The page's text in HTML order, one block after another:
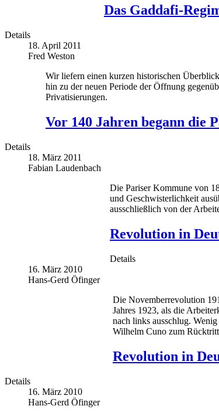
Das Gaddafi-
Details
18. April 2011
Fred Weston
Wir liefern einen kurzen historischen
hin zu der neuen Periode der Öffnung
Privatisierungen.
Vor 140 Jahren begann die
Details
18. März 2011
Fabian Laudenbach
Die Pariser Kommune von
und Geschwisterlichkeit
ausschließlich von der
Revolution in
Details
16. März 2010
Hans-Gerd Öfinger
Die Novemberrevolution
Jahres 1923, als die
nach links ausschlug.
Wilhelm Cuno zum
Revolution in
Details
16. März 2010
Hans-Gerd Öfinger